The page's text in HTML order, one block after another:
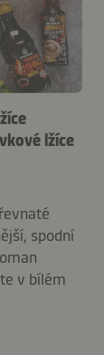
lžíce
spodní
v bílém